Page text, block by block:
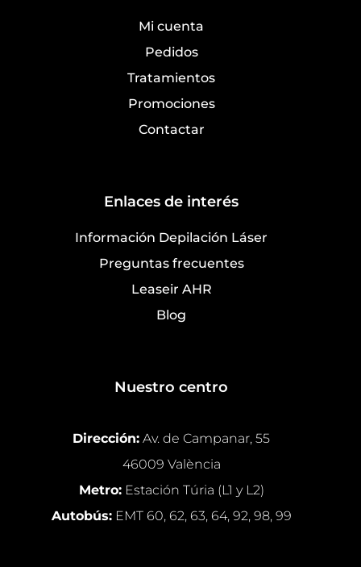
Mi cuenta
Pedidos
Tratamientos
Promociones
Contactar
Enlaces de interés
Información Depilación Láser
Preguntas frecuentes
Leaseir AHR
Blog
Nuestro centro
Dirección: Av. de Campanar, 55
46009 València
Metro:Estación Túria (L1 y L2)
Autobús:EMT 60, 62, 63, 64, 92, 98, 99